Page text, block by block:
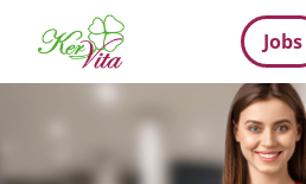
Jobs